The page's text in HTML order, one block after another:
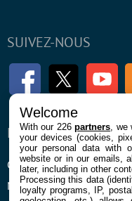
SUIVEZ-NOUS
FacebookTwitter
ENTREPRISE
Confidentialité et Cookies
Mentions légales et CGU
Welcome
With our 226partners ,
your devices (cookies,
your personal data with
website or in our emails,
later, including in other
Processing this data
loyalty programs, IP,